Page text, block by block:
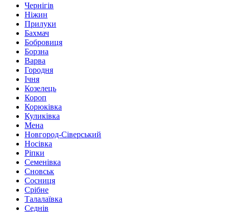
Чернігів
Ніжин
Прилуки
Бахмач
Бобровиця
Борзна
Варва
Городня
Ічня
Козелець
Короп
Корюківка
Куликівка
Мена
Новгород-Сіверський
Носівка
Ріпки
Семенівка
Сновськ
Сосниця
Срібне
Талалаївка
Седнів